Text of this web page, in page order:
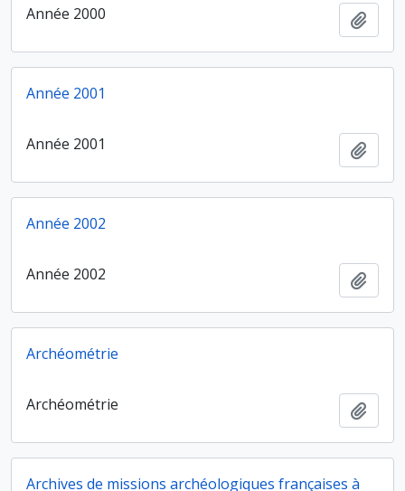
Année 2000
Année 2001
Année 2001
Année 2002
Année 2002
Archéométrie
Archéométrie
Archives de missions archéologiques françaises à